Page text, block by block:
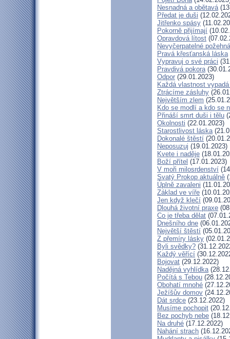
Nesnadná a obětavá
Předat je duši
Jitřenko spásy
Pokorně přijímají
Opravdová lítost
Nevyčerpatelné
Pravá křesťanská láska
Vypravuj o své práci
Pravdivá pokora
Odpor (29.01.2023)
Každá vlastnost
Ztrácíme zásluhy
Největším zlem
Kdo se modlí a kdo se
Přináší smrt duši i tělu
Okolnosti (22.01.2023)
Starostlivost láska
Dokonalé štěstí
Neposuzuj (19.01.2023)
Kvete i naděje
Boží přítel (17.01.2023)
V moři milosrdenství
Svatý Prokop aktuálně
Úplně zavaleni
Základ ve víře
Jen když klečí
Dlouhá životní praxe
Co je třeba dělat
Dnešního dne
Největší štěstí
Z přemíry lásky
Byli svědky?
Každý věřící
Bojovat (29.12.2022)
Nadějná vyhlídka
Počítá s Tebou
Obohatí mnohé
Ježíšův domov
Dát srdce (23.12.2022)
Musíme pochopit
Bez pochyb nebe
Na druhé (17.12.2022)
Nahání strach